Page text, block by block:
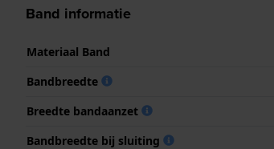
Band informatie
Materiaal Band
Bandbreedte
Breedte bandaanzet
Bandbreedte bij sluiting